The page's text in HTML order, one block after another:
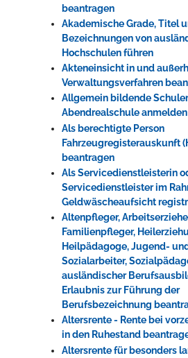
beantragen
Akademische Grade, Titel
Bezeichnungen von
Hochschulen führen
Akteneinsicht in und
Verwaltungsverfahren
Allgemein bildende
Abendrealschule anmelden
Als berechtigte Person
Fahrzeugregisterauskunft
beantragen
Als Servicedienstleisterin
Servicedienstleister im
Geldwäscheaufsicht
Altenpfleger,
Familienpfleger,
Heilpädagoge, Jugend-
Sozialarbeiter,
ausländischer
Erlaubnis zur Führung der
Berufsbezeichnung
Altersrente - Rente bei
in den Ruhestand
Altersrente für besonders